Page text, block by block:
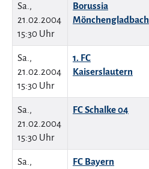
Sa.,
21.02.2004
15:30 Uhr
Borussia
Mönchengladbach
Sa.,
21.02.2004
15:30 Uhr
1. FC
Kaiserslautern
Sa.,
21.02.2004
15:30 Uhr
FC Schalke 04
Sa.,
FC Bayern